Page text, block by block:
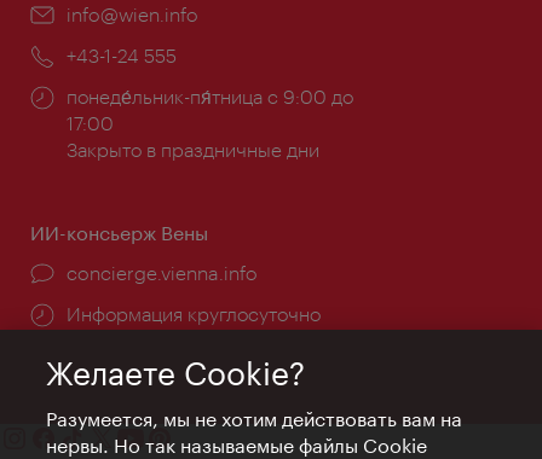
Эл.
info@wien.info
Телефон:
+43-1-24 555
Часы
работы:
понеде́льник-пя́тница с 9:00 до
17:00
Закрыто в праздничные дни
ИИ-консьерж Вены
concierge.vienna.info
Информация круглосуточно
Желаете Cookie?
Разумеется, мы не хотим действовать вам на
нервы. Но так называемые файлы Cookie